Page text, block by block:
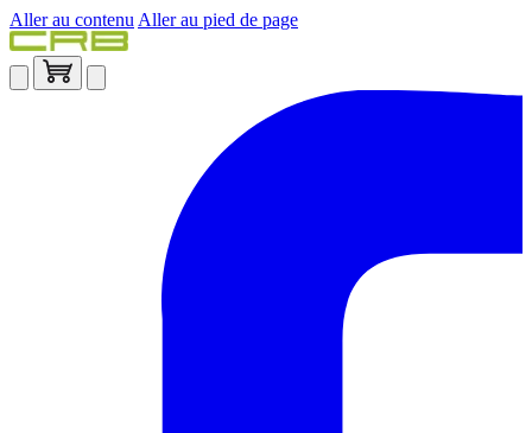
Aller au contenu Aller au pied de page